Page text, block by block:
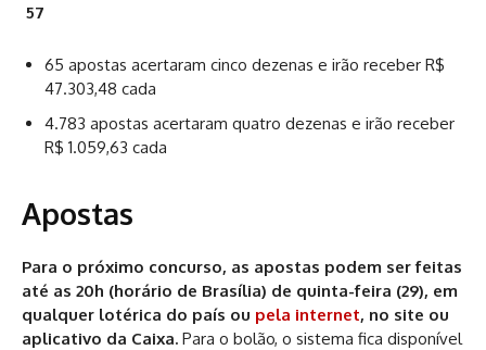
57
65 apostas acertaram cinco dezenas e irão receber R$
47.303,48 cada
4.783 apostas acertaram quatro dezenas e irão receber
R$ 1.059,63 cada
Apostas
Para o próximo concurso, as apostas podem ser feitas
até as 20h (horário de Brasília) de quinta-feira (29), em
qualquer lotérica do país ou pela internet, no site ou
aplicativo da Caixa. Para o bolão, o sistema fica disponível